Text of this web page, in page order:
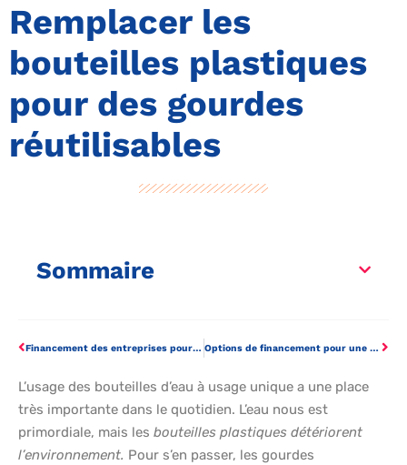
Remplacer les
bouteilles plastiques
pour des gourdes
réutilisables
Sommaire
Financement des entreprises pour les débutants : traditionnel, alternatif, ange ou bootstrap ? Options de financement pour une petite entreprise et besoins personnels
L’usage des bouteilles d’eau à usage unique a une place
très importante dans le quotidien. L’eau nous est
primordiale, mais les bouteilles plastiques détériorent
l’environnement. Pour s’en passer, les gourdes